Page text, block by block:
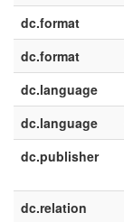
dc.format
dc.format
dc.language
dc.language
dc.publisher
dc.relation